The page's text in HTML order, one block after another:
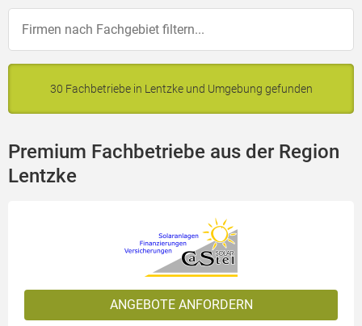
30 Fachbetriebe in Lentzke und Umgebung gefunden
Premium Fachbetriebe aus der Region
Lentzke
ANGEBOTE ANFORDERN